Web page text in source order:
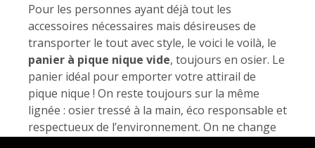
Pour les personnes ayant déjà tout les
accessoires nécessaires mais désireuses de
transporter le tout avec style, le voici le voilà, le
panier à pique nique vide, toujours en osier. Le
panier idéal pour emporter votre attirail de
pique nique ! On reste toujours sur la même
lignée : osier tressé à la main, éco responsable et
respectueux de l’environnement. On ne change